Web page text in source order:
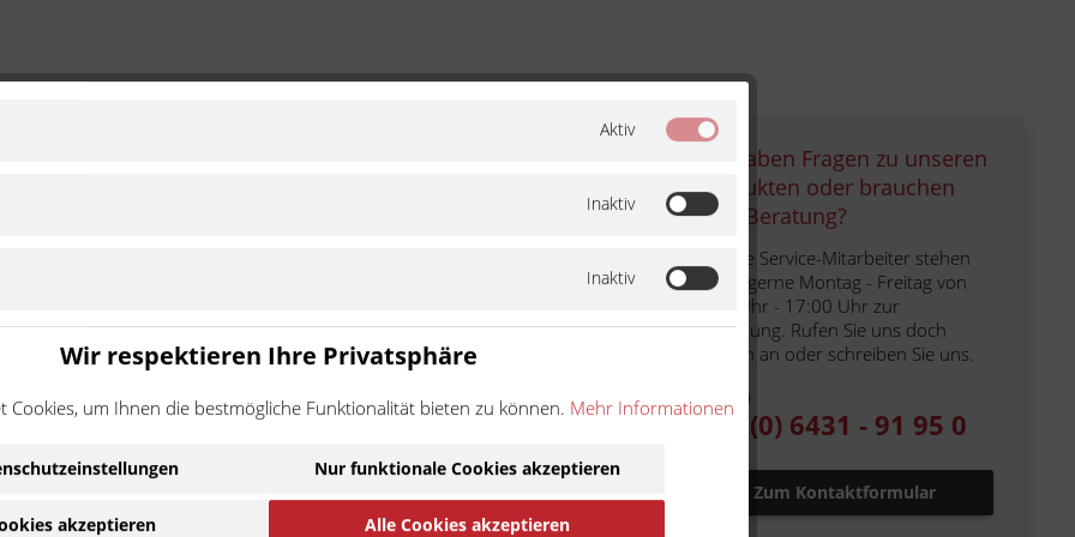
überträgt, wirken hier besondere Kräfte.
Stahllegierungen verwendet.
handelt es sich um ein Zubehör-/Ersatzteil eines
des Motorradherstellers hergestellt wurde. Die Nennung
Sie haben Fragen zu unseren
Produkten oder brauchen
eine Beratung?
Unsere Service-Mitarbeiter stehen
Ihnen gerne Montag - Freitag von
9:00 Uhr - 17:00 Uhr zur
Verfügung. Rufen Sie uns doch
einfach an oder schreiben Sie uns.
Telefon
+49 (0) 6431 - 91 95 0
Zum Kontaktformular
Aktiv
Inaktiv
Inaktiv
Wir respektieren Ihre Privatsphäre
Cookies, um Ihnen die bestmögliche Funktionalität bieten zu können. Mehr Informationen
Nur funktionale Cookies akzeptieren
akzeptieren Alle Cookies akzeptieren